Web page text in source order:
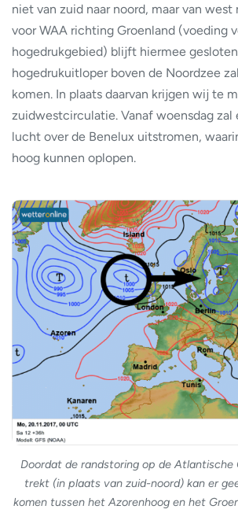
niet van zuid naar noord, maar van west
voor WAA richting Groenland (voeding
hogedrukgebied) blijft hiermee
hogedrukuitloper boven de Noordzee
komen. In plaats daarvan krijgen wij te
zuidwestcirculatie. Vanaf woensdag zal
lucht over de Benelux uitstromen,
hoog kunnen oplopen.
Doordat de randstoring op de
trekt (in plaats van zuid-noord) kan er
komen tussen het Azorenhoog en het